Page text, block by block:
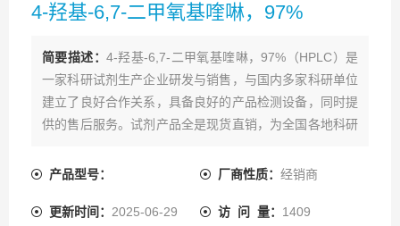
4-羟基-6,7-二甲氧基喹啉，97%
简要描述： 4-羟基-6,7-二甲氧基喹啉，97%（HPLC）是
一家科研试剂生产企业研发与销售，与国内多家科研单位
建立了良好合作关系，具备良好的产品检测设备，同时提
供的售后服务。试剂产品全是现货直销，为全国各地科研
产品型号：
厂商性质： 经销商
更新时间： 2025-06-29 访 问 量： 1409